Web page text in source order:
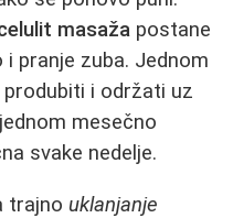
masaža postane
pranje zuba. Jednom
i održati uz
mesečno
svake nedelje.
trajno uklanjanje